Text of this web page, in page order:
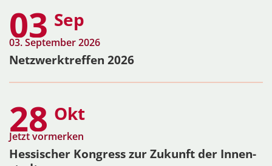
03 Sep
03. September 2026
Netzwerktreffen 2026
28 Okt
Jetzt vormerken
Hessi­scher Kongress zur Zukunft der Innen­